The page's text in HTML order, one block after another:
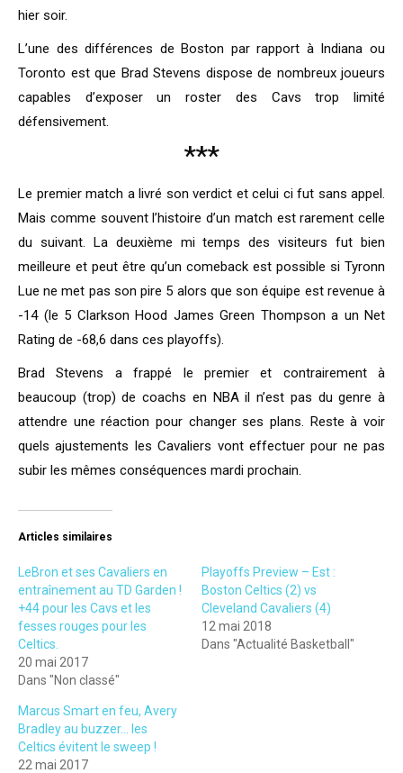
hier soir.
L’une des différences de Boston par rapport à Indiana ou
Toronto est que Brad Stevens dispose de nombreux joueurs
capables d’exposer un roster des Cavs trop limité
défensivement.
***
Le premier match a livré son verdict et celui ci fut sans appel.
Mais comme souvent l’histoire d’un match est rarement celle
du suivant. La deuxième mi temps des visiteurs fut bien
meilleure et peut être qu’un comeback est possible si Tyronn
Lue ne met pas son pire 5 alors que son équipe est revenue à
-14 (le 5 Clarkson Hood James Green Thompson a un Net
Rating de -68,6 dans ces playoffs).
Brad Stevens a frappé le premier et contrairement à
beaucoup (trop) de coachs en NBA il n’est pas du genre à
attendre une réaction pour changer ses plans. Reste à voir
quels ajustements les Cavaliers vont effectuer pour ne pas
subir les mêmes conséquences mardi prochain.
Articles similaires
LeBron et ses Cavaliers en
entraînement au TD Garden !
+44 pour les Cavs et les
fesses rouges pour les
Celtics.
20 mai 2017
Dans "Non classé"
Playoffs Preview – Est :
Boston Celtics (2) vs
Cleveland Cavaliers (4)
12 mai 2018
Dans "Actualité Basketball"
Marcus Smart en feu, Avery
Bradley au buzzer… les
Celtics évitent le sweep !
22 mai 2017